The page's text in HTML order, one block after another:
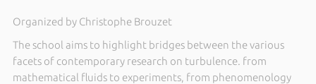
Organized by Christophe Brouzet
The school aims to highlight bridges between the various
facets of contemporary research on turbulence. from
mathematical fluids to experiments, from phenomenology